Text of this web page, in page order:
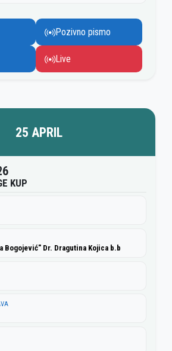
Pozivno pismo
Live
25 APRIL
KUP
Bogojević" Dr. Dragutina Kojica b.b